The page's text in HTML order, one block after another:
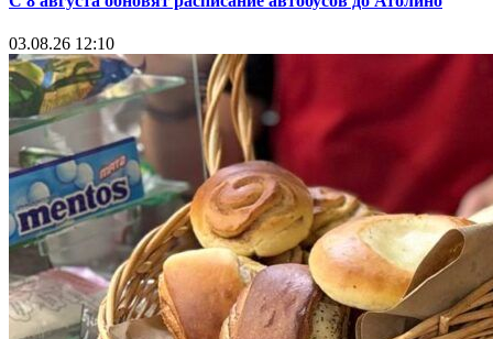
03.08.26 12:10